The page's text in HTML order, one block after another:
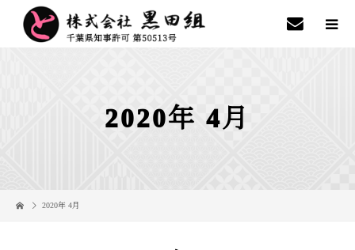
2020年 4月
2020年 4月